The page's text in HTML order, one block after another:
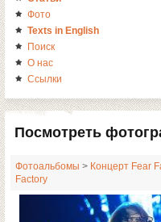
Фото
Texts in English
Поиск
О нас
Ссылки
Посмотреть
Фотоальбомы > Концерт Fear
Factory